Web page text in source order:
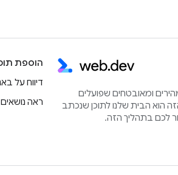
ומאובטחים שפועלים
הוא הבית שלנו לתוכן שנכתב
הוספת
דיווח על
ראה